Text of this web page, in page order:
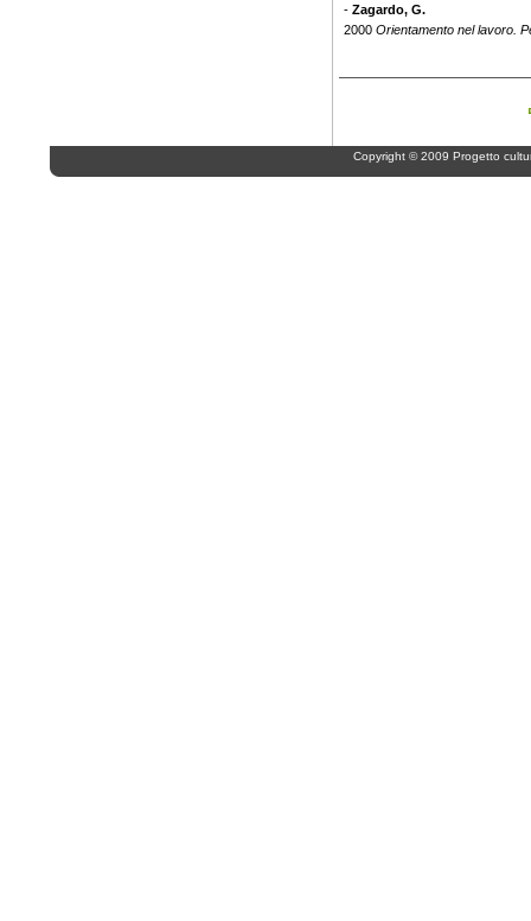
- Zagardo, G.
2000 Orientamento nel lavoro.
Copyright © 2009 Progetto